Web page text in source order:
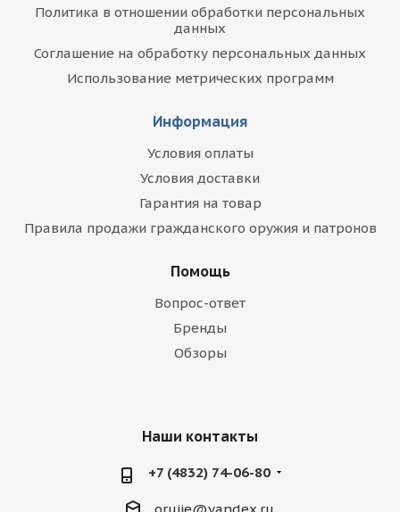
Политика в отношении обработки персональных
данных
Соглашение на обработку персональных данных
Использование метрических программ
Информация
Условия оплаты
Условия доставки
Гарантия на товар
Правила продажи гражданского оружия и патронов
Помощь
Вопрос-ответ
Бренды
Обзоры
Наши контакты
+7 (4832) 74-06-80